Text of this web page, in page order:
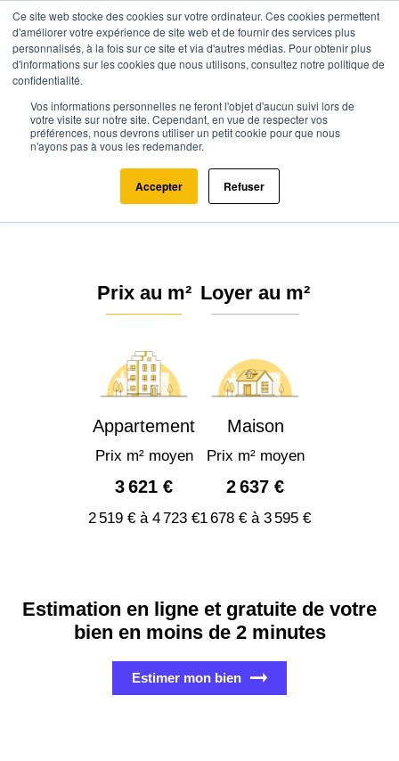
Ce site web stocke des cookies sur votre ordinateur. Ces cookies permettent
d'améliorer votre expérience de site web et de fournir des services plus
personnalisés, à la fois sur ce site et via d'autres médias. Pour obtenir plus
d'informations sur les cookies que nous utilisons, consultez notre politique de
confidentialité.
Vos informations personnelles ne feront l'objet d'aucun suivi lors de
votre visite sur notre site. Cependant, en vue de respecter vos
préférences, nous devrons utiliser un petit cookie pour que nous
n'ayons pas à vous les redemander.
Accepter Refuser
Agence.immo Prix immobilier Bretagne Morbihan (56)
Prix de l'immobilier au m²
Morbihan (56)
Prix au m²
Appartement
Prix m² moyen
3 621 €
2 519 € à 4 723 €
Loyer au m²
Maison
Prix m² moyen
2 637 €
1 678 € à 3 595 €
Estimation en ligne et gratuite de votre
bien en moins de 2 minutes
Estimer mon bien